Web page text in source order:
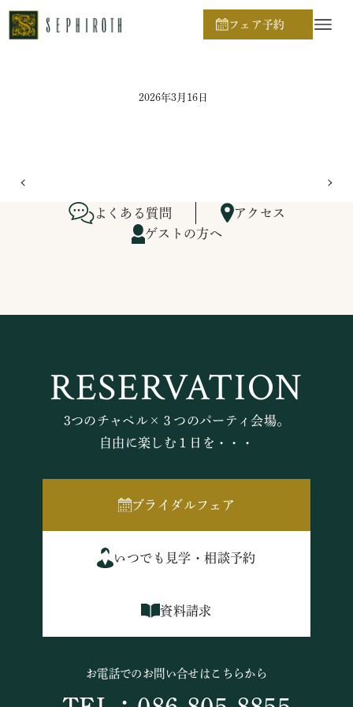
フェア予約
ホーム
2026年3月16日
よくある質問
アクセス
ゲストの方へ
RESERVATION
3つのチャペル×３つのパーティ会場。
自由に楽しむ１日を・・・
ブライダルフェア
いつでも見学・相談予約
資料請求
お電話でのお問い合せはこちらから